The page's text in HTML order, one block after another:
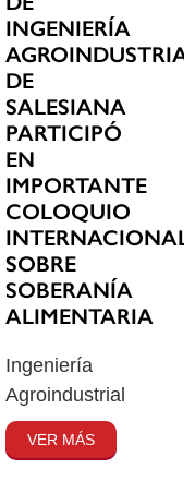
INGENIERÍA
DE
SALESIANA
PARTICIPÓ
EN
IMPORTANTE
COLOQUIO
INTERNACIONAL
SOBRE
SOBERANÍA
ALIMENTARIA
Ingeniería
Agroindustrial
VER MÁS